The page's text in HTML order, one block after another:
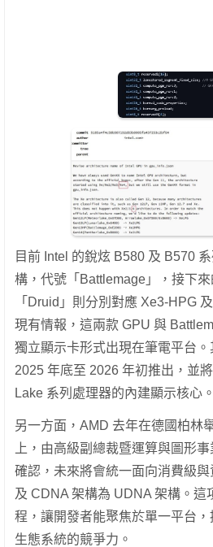
目前 Intel 的銳炫 B580 及 B570
構，代號「Battlemage」，接下
「Druid」則分別對應 Xe3-HPG
現有情報，這兩款 GPU 與
獨立顯示卡形式出現在筆電平台
2025 年底至 2026 年初推出，並
Lake 系列處理器的內建顯示核心。
另一方面，AMD 去年在德國柏林
上，由高級副總裁暨運算與圖形
確認，未來將會統一面向消費級
及 CDNA 架構為 UDNA 架構。這
程，讓開發者能聚焦於單一平台
生態系統的競爭力。